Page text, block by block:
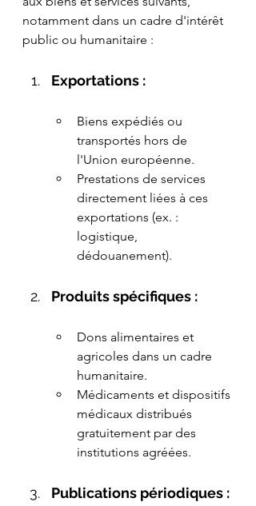
notamment dans un cadre d'intérêt
public ou humanitaire :
Exportations :
Biens expédiés ou
transportés hors de
l'Union européenne.
Prestations de services
directement liées à ces
exportations (ex. :
logistique,
dédouanement).
Produits spécifiques :
Dons alimentaires et
agricoles dans un cadre
humanitaire.
Médicaments et dispositifs
médicaux distribués
gratuitement par des
institutions agréées.
Publications périodiques :